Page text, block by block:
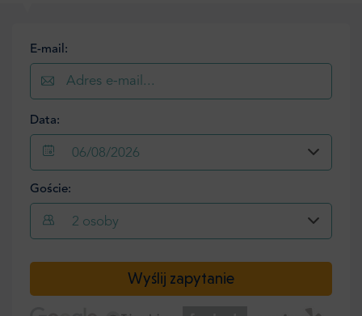
E-mail:
Data:
06/08/2026
Goście:
2 osoby
Wyślij zapytanie